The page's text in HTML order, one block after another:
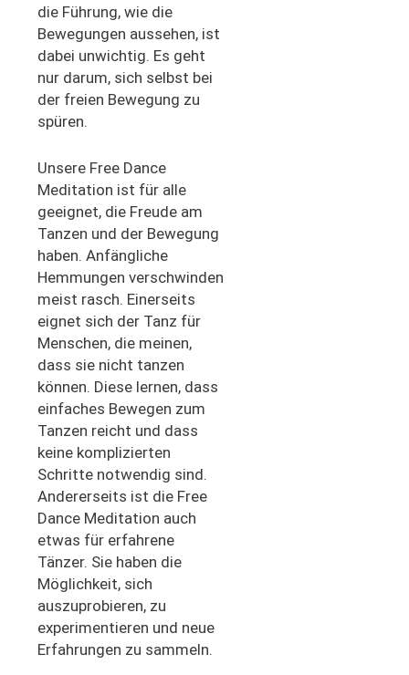
die Führung, wie die
Bewegungen aussehen, ist
dabei unwichtig. Es geht
nur darum, sich selbst bei
der freien Bewegung zu
spüren.
Unsere Free Dance
Meditation ist für alle
geeignet, die Freude am
Tanzen und der Bewegung
haben. Anfängliche
Hemmungen verschwinden
meist rasch. Einerseits
eignet sich der Tanz für
Menschen, die meinen,
dass sie nicht tanzen
können. Diese lernen, dass
einfaches Bewegen zum
Tanzen reicht und dass
keine komplizierten
Schritte notwendig sind.
Andererseits ist die Free
Dance Meditation auch
etwas für erfahrene
Tänzer. Sie haben die
Möglichkeit, sich
auszuprobieren, zu
experimentieren und neue
Erfahrungen zu sammeln.